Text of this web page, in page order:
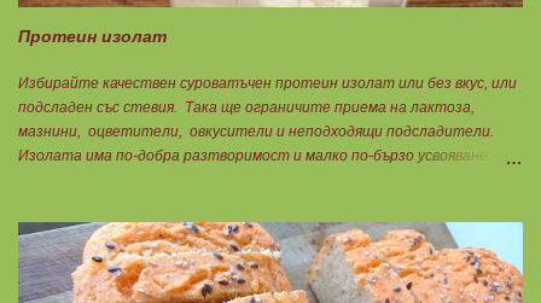
Протеин изолат
Избирайте качествен суроватъчен протеин изолат или без вкус, или
подсладен със стевия. Така ще ограничите приема на лактоза,
мазнини, оцветители, овкусители и неподходящи подсладители.
Изолата има по-добра разтворимост и малко по-бързо усвояване.
филтрация при качествените продукти отстранява млечната захар
и по този начин се избягват проблемите със алергии, задържане на
вода, подуване на стомаха, диария или друг тип дискомфорт.